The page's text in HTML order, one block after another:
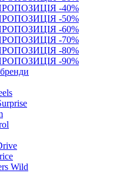
-40%
-50%
-60%
-70%
-80%
-90%
Wild